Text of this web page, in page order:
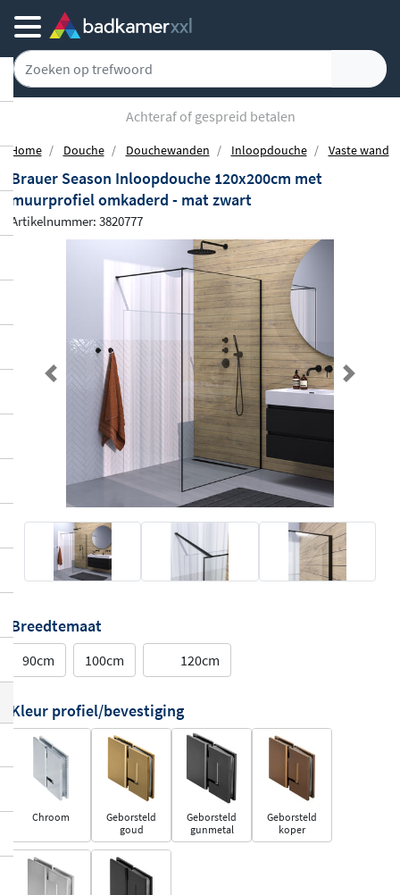
Achteraf of gespreid betalen
Home Douche Douchewanden Inloopdouche Vaste wand
Brauer Season Inloopdouche 120x200cm met
muurprofiel omkaderd - mat zwart
Artikelnummer: 3820777
Previous Next
Breedtemaat
90cm 100cm 120cm
Kleur profiel/bevestiging
Chroom
Geborsteld
goud
Geborsteld
gunmetal
Geborsteld
koper